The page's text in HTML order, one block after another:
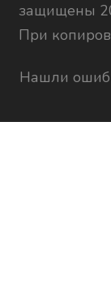
защищены
При
Нашли